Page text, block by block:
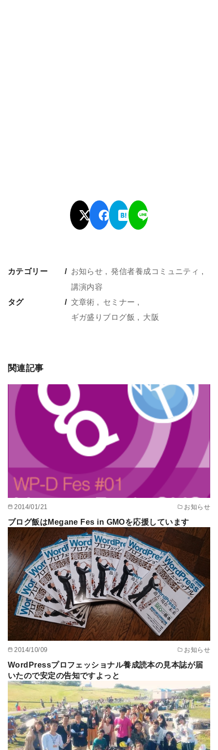
カテゴリー お知らせ
発信者養成コミュニティ
講演内容
タグ
文章術
セミナー
ギガ盛りブログ飯
大阪
関連記事
2014/01/21 お知らせ
ブログ飯はMegane Fes in GMOを応援しています
2014/10/09 お知らせ
WordPressプロフェッショナル養成読本の見本誌が届
いたので安定の告知ですよっと